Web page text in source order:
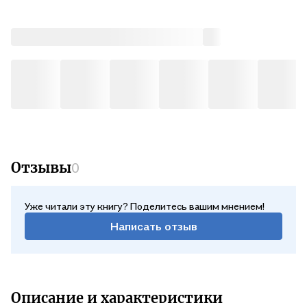
Отзывы0
Уже читали эту книгу? Поделитесь вашим мнением!
Написать отзыв
Описание и характеристики